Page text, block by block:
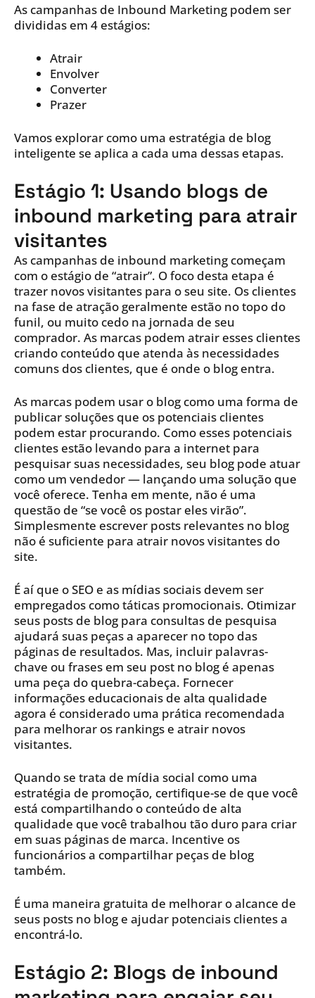
As campanhas de Inbound Marketing podem ser
divididas em 4 estágios:
Atrair
Envolver
Converter
Prazer
Vamos explorar como uma estratégia de blog
inteligente se aplica a cada uma dessas etapas.
Estágio 1: Usando blogs de
inbound marketing para atrair
visitantes
As campanhas de inbound marketing começam
com o estágio de “atrair”. O foco desta etapa é
trazer novos visitantes para o seu site. Os clientes
na fase de atração geralmente estão no topo do
funil, ou muito cedo na jornada de seu
comprador. As marcas podem atrair esses clientes
criando conteúdo que atenda às necessidades
comuns dos clientes, que é onde o blog entra.
As marcas podem usar o blog como uma forma de
publicar soluções que os potenciais clientes
podem estar procurando. Como esses potenciais
clientes estão levando para a internet para
pesquisar suas necessidades, seu blog pode atuar
como um vendedor — lançando uma solução que
você oferece. Tenha em mente, não é uma
questão de “se você os postar eles virão”.
Simplesmente escrever posts relevantes no blog
não é suficiente para atrair novos visitantes do
site.
É aí que o SEO e as mídias sociais devem ser
empregados como táticas promocionais. Otimizar
seus posts de blog para consultas de pesquisa
ajudará suas peças a aparecer no topo das
páginas de resultados. Mas, incluir palavras-
chave ou frases em seu post no blog é apenas
uma peça do quebra-cabeça. Fornecer
informações educacionais de alta qualidade
agora é considerado uma prática recomendada
para melhorar os rankings e atrair novos
visitantes.
Quando se trata de mídia social como uma
estratégia de promoção, certifique-se de que você
está compartilhando o conteúdo de alta
qualidade que você trabalhou tão duro para criar
em suas páginas de marca. Incentive os
funcionários a compartilhar peças de blog
também.
É uma maneira gratuita de melhorar o alcance de
seus posts no blog e ajudar potenciais clientes a
encontrá-lo.
Estágio 2: Blogs de inbound